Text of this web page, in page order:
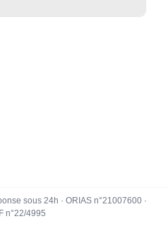
sous 24h · ORIAS n°21007600 ·
n°22/4995